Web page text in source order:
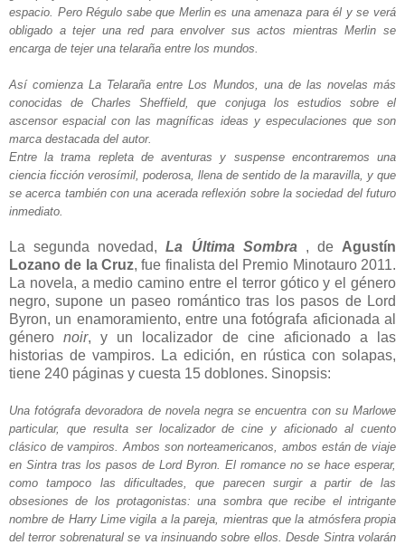
espacio. Pero Régulo sabe que Merlin es una amenaza para él y se verá
obligado a tejer una red para envolver sus actos mientras Merlin se
encarga de tejer una telaraña entre los mundos.
Así comienza La Telaraña entre Los Mundos, una de las novelas más
conocidas de Charles Sheffield, que conjuga los estudios sobre el
ascensor espacial con las magníficas ideas y especulaciones que son
marca destacada del autor.
Entre la trama repleta de aventuras y suspense encontraremos una
ciencia ficción verosímil, poderosa, llena de sentido de la maravilla, y que
se acerca también con una acerada reflexión sobre la sociedad del futuro
inmediato.
La segunda novedad,La Última Sombra , de Agustín
Lozano de la Cruz, fue finalista del Premio Minotauro 2011.
La novela, a medio camino entre el terror gótico y el género
negro, supone un paseo romántico tras los pasos de Lord
Byron, un enamoramiento, entre una fotógrafa aficionada al
géneronoir, y un localizador de cine aficionado a las
historias de vampiros. La edición, en rústica con solapas,
tiene 240 páginas y cuesta 15 doblones. Sinopsis:
Una fotógrafa devoradora de novela negra se encuentra con su Marlowe
particular, que resulta ser localizador de cine y aficionado al cuento
clásico de vampiros. Ambos son norteamericanos, ambos están de viaje
en Sintra tras los pasos de Lord Byron. El romance no se hace esperar,
como tampoco las dificultades, que parecen surgir a partir de las
obsesiones de los protagonistas: una sombra que recibe el intrigante
nombre de Harry Lime vigila a la pareja, mientras que la atmósfera propia
del terror sobrenatural se va insinuando sobre ellos. Desde Sintra volarán